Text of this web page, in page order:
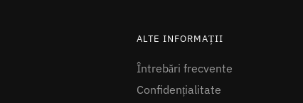
ALTE INFORMAȚII
Întrebări frecvente
Confidențialitate